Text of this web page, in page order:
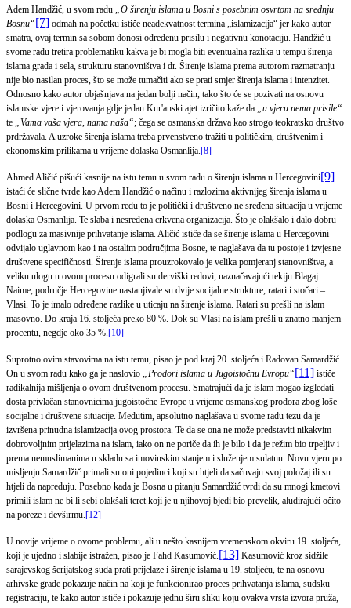
Adem Handžić, u svom radu „O širenju islama u Bosni s posebnim osvrtom na srednju
Bosnu“[7] odmah na početku ističe neadekvatnost termina „islamizacija“ jer kako autor
smatra, ovaj termin sa sobom donosi određenu prisilu i negativnu konotaciju. Handžić u
svome radu tretira problematiku kakva je bi mogla biti eventualna razlika u tempu širenja
islama grada i sela, strukturu stanovništva i dr. Širenje islama prema autorom razmatranju
nije bio nasilan proces, što se može tumačiti ako se prati smjer širenja islama i intenzitet.
Odnosno kako autor objašnjava na jedan bolji način, tako što će se pozivati na osnovu
islamske vjere i vjerovanja gdje jedan Kur'anski ajet izričito kaže da „u vjeru nema prisile“
te „Vama vaša vjera, nama naša“; čega se osmanska država kao strogo teokratsko društvo
prdržavala. A uzroke širenja islama treba prvenstveno tražiti u političkim, društvenim i
ekonomskim prilikama u vrijeme dolaska Osmanlija.[8]
Ahmed Aličić pišući kasnije na istu temu u svom radu o širenju islama u Hercegovini[9]
istaći će slične tvrde kao Adem Handžić o načinu i razlozima aktivnijeg širenja islama u
Bosni i Hercegovini. U prvom redu to je politički i društveno ne sređena situacija u vrijeme
dolaska Osmanlija. Te slaba i nesređena crkvena organizacija. Što je olakšalo i dalo dobru
podlogu za masivnije prihvatanje islama. Aličić ističe da se širenje islama u Hercegovini
odvijalo uglavnom kao i na ostalim područjima Bosne, te naglašava da tu postoje i izvjesne
društvene specifičnosti. Širenje islama prouzrokovalo je velika pomjeranj stanovništva, a
veliku ulogu u ovom procesu odigrali su derviški redovi, naznačavajući tekiju Blagaj.
Naime, područje Hercegovine nastanjivale su dvije socijalne strukture, ratari i stočari –
Vlasi. To je imalo određene razlike u uticaju na širenje islama. Ratari su prešli na islam
masovno. Do kraja 16. stoljeća preko 80 %. Dok su Vlasi na islam prešli u znatno manjem
procentu, negdje oko 35 %.[10]
Suprotno ovim stavovima na istu temu, pisao je pod kraj 20. stoljeća i Radovan Samardžić.
On u svom radu kako ga je naslovio „Prodori islama u Jugoistočnu Evropu“[11] ističe
radikalnija mišljenja o ovom društvenom procesu. Smatrajući da je islam mogao izgledati
dosta privlačan stanovnicima jugoistočne Evrope u vrijeme osmanskog prodora zbog loše
socijalne i društvene situacije. Međutim, apsolutno naglašava u svome radu tezu da je
izvršena prinudna islamizacija ovog prostora. Te da se ona ne može predstaviti nikakvim
dobrovoljnim prijelazima na islam, iako on ne poriče da ih je bilo i da je režim bio trpeljiv i
prema nemuslimanima u skladu sa imovinskim stanjem i služenjem sulatnu. Novu vjeru po
misljenju Samardžič primali su oni pojedinci koji su htjeli da sačuvaju svoj položaj ili su
htjeli da napreduju. Posebno kada je Bosna u pitanju Samardžić tvrdi da su mnogi kmetovi
primili islam ne bi li sebi olakšali teret koji je u njihovoj bjedi bio prevelik, aludirajući očito
na poreze i devširmu.[12]
U novije vrijeme o ovome problemu, ali u nešto kasnijem vremenskom okviru 19. stoljeća,
koji je ujedno i slabije istražen, pisao je Fahd Kasumović.[13] Kasumović kroz sidžile
sarajevskog šerijatskog suda prati prijelaze i širenje islama u 19. stoljeću, te na osnovu
arhivske građe pokazuje način na koji je funkcionirao proces prihvatanja islama, sudsku
registraciju, te kako autor ističe i pokazuje jednu širu sliku koju ovakva vrsta izvora pruža,